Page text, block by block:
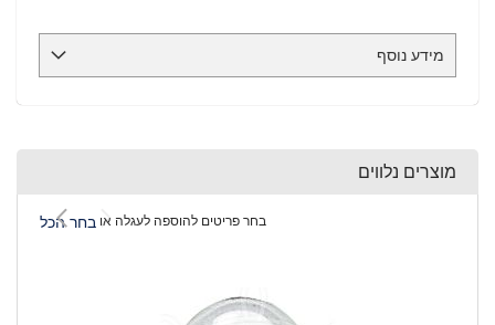
מידע נוסף
מוצרים נלווים
בחר פריטים להוספה לעגלה או בחר הכל